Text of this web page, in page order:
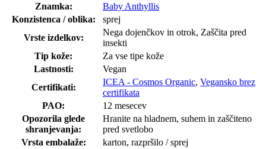
Znamka:
Baby Anthyllis
Konzistenca / oblika:
sprej
Vrste izdelkov:
Nega dojenčkov in otrok, Zaščita pred
insekti
Tip kože:
Za vse tipe kože
Lastnosti:
Vegan
Certifikati:
ICEA - Cosmos Organic, Vegansko brez
certifikata
PAO:
12 mesecev
Opozorila glede
shranjevanja:
Hranite na hladnem, suhem in zaščiteno
pred svetlobo
Vrsta embalaže:
karton, razpršilo / sprej